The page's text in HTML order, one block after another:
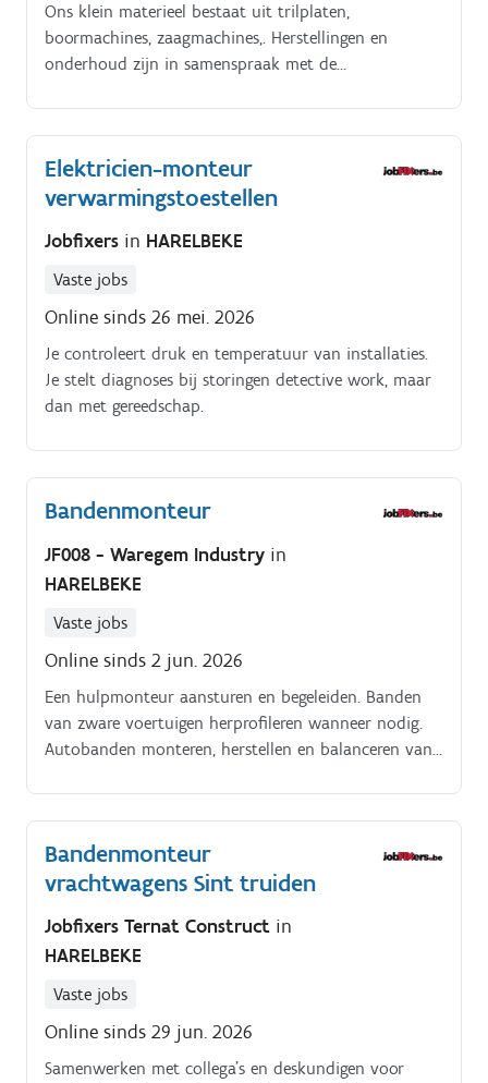
Ons klein materieel bestaat uit trilplaten,
boormachines, zaagmachines,. Herstellingen en
onderhoud zijn in samenspraak met de
Elektricien-monteur
verwarmingstoestellen
Jobfixers in HARELBEKE
Vaste jobs
Online sinds 26 mei. 2026
Je controleert druk en temperatuur van installaties.
Je stelt diagnoses bij storingen detective work, maar
dan met gereedschap.
Bandenmonteur
JF008 - Waregem Industry in
HARELBEKE
Vaste jobs
Online sinds 2 jun. 2026
Een hulpmonteur aansturen en begeleiden. Banden
van zware voertuigen herprofileren wanneer nodig.
Autobanden monteren, herstellen en balanceren van
perfecte rijervaring.
Bandenmonteur
vrachtwagens Sint truiden
Jobfixers Ternat Construct in
HARELBEKE
Vaste jobs
Online sinds 29 jun. 2026
Samenwerken met collega's en deskundigen voor